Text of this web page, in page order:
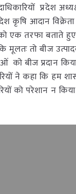
प्रदेश
कृषि आदान
को एक तरफा बताते
मूलतः तो बीज
बीज प्रदान
ने कहा कि हम
को परेशान न किया